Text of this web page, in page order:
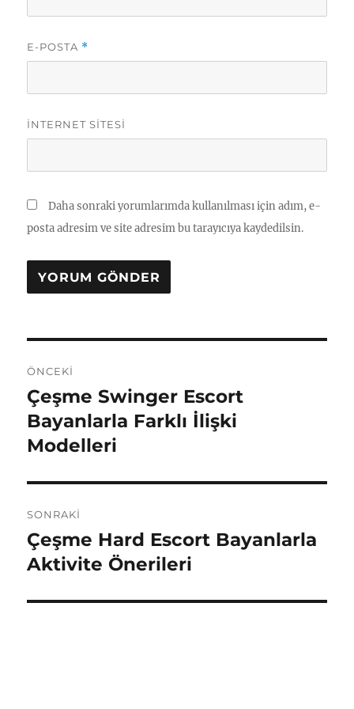
E-POSTA *
İNTERNET SITESI
Daha sonraki yorumlarımda kullanılması için adım, e-
posta adresim ve site adresim bu tarayıcıya kaydedilsin.
gezinmesi
ÖNCEKI
Önceki
yazı:
Çeşme Swinger Escort
Bayanlarla Farklı İlişki
Modelleri
SONRAKI
Sonraki
yazı:
Çeşme Hard Escort Bayanlarla
Aktivite Önerileri